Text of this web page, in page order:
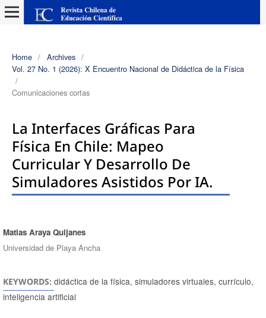
Home / Archives /
Vol. 27 No. 1 (2026): X Encuentro Nacional de Didáctica de la Física
/
Comunicaciones cortas
La Interfaces Gráficas Para
Física En Chile: Mapeo
Curricular Y Desarrollo De
Simuladores Asistidos Por IA.
Authors
Matias Araya Quijanes
Universidad de Playa Ancha
KEYWORDS: didáctica de la física, simuladores virtuales, currículo,
inteligencia artificial